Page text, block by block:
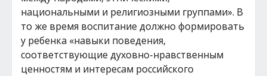
национальными и религиозными группами». В
то же время воспитание должно формировать
у ребенка «навыки поведения,
соответствующие духовно-нравственным
ценностям и интересам российского